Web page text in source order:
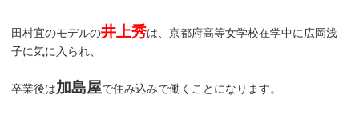
田村宜のモデルの井上秀は、京都府高等女学校在学中に広岡浅
子に気に入られ、
卒業後は加島屋で住み込みで働くことになります。